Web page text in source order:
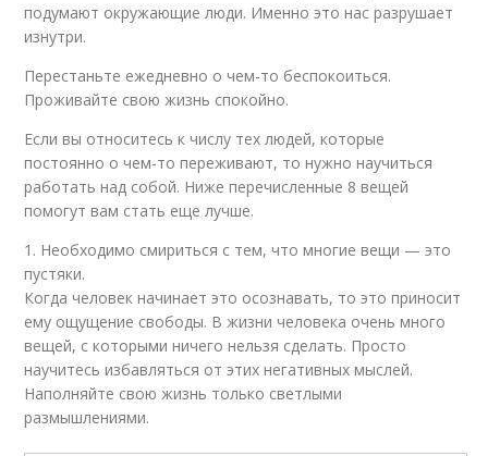
подумают окружающие люди. Именно это нас разрушает
изнутри.
Перестаньте ежедневно о чем-то беспокоиться.
Проживайте свою жизнь спокойно.
Если вы относитесь к числу тех людей, которые
постоянно о чем-то переживают, то нужно научиться
работать над собой. Ниже перечисленные 8 вещей
помогут вам стать еще лучше.
1. Необходимо смириться с тем, что многие вещи — это
пустяки.
Когда человек начинает это осознавать, то это приносит
ему ощущение свободы. В жизни человека очень много
вещей, с которыми ничего нельзя сделать. Просто
научитесь избавляться от этих негативных мыслей.
Наполняйте свою жизнь только светлыми
размышлениями.